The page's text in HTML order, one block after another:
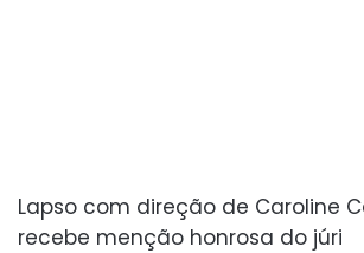
Lapso com direção de Caroline
recebe menção honrosa do júri